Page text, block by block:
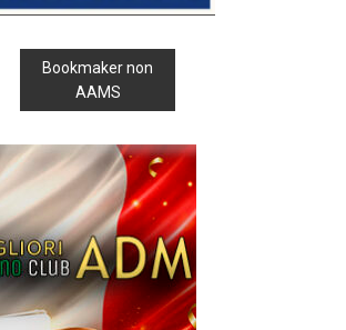
Bookmaker non
AAMS